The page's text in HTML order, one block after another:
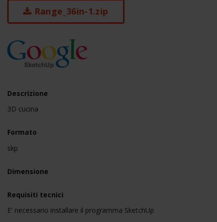
Range_36in-1.zip
Descrizione
3D cucina
Formato
skp
Dimensione
Requisiti tecnici
E' necessario installare il programma SketchUp